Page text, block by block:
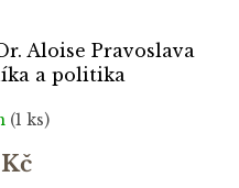
Aloise Pravoslava
a politika
(1 ks)